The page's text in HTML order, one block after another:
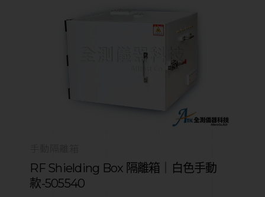
RF Shielding Box 隔離箱｜白色手動
款-505540